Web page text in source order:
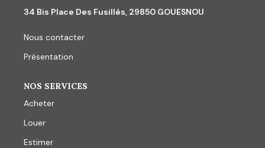
34 Bis Place Des Fusillés, 29850 GOUESNOU
Nous contacter
Présentation
NOS SERVICES
Acheter
Louer
Estimer